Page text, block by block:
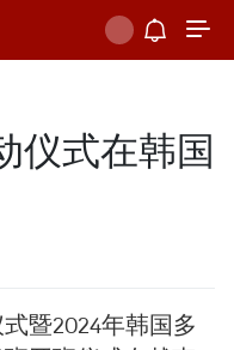
仪式在韩国
暨2024年韩国多